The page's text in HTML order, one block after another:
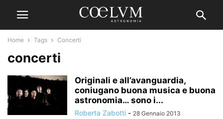
Home Tags Concerti
concerti
Originali e all’avanguardia,
coniugano buona musica e buona
astronomia… sono i...
Roberta Zabotti - 28 Gennaio 2013